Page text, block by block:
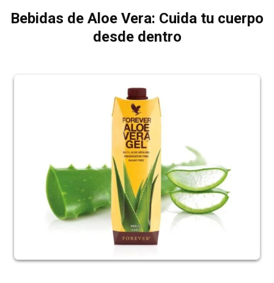
Bebidas de Aloe Vera: Cuida tu cuerpo
desde dentro